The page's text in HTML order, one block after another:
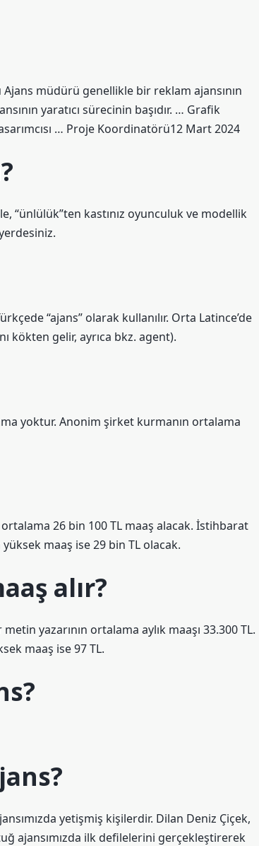
Ajans müdürü genellikle bir reklam ajansının
yaratıcı sürecinin başıdır. … Grafik
… Proje Koordinatörü12 Mart 2024
“ünlülük”ten kastınız oyunculuk ve modellik
“ajans” olarak kullanılır. Orta Latince’de
kökten gelir, ayrıca bkz. agent).
yoktur. Anonim şirket kurmanın ortalama
26 bin 100 TL maaş alacak. İstihbarat
maaş ise 29 bin TL olacak.
alır?
yazarının ortalama aylık maaşı 33.300 TL.
maaş ise 97 TL.
yetişmiş kişilerdir. Dilan Deniz Çiçek,
ajansımızda ilk defilelerini gerçekleştirerek